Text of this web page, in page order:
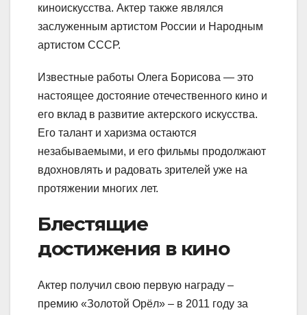
киноискусства. Актер также являлся
заслуженным артистом России и Народным
артистом СССР.
Известные работы Олега Борисова — это
настоящее достояние отечественного кино и
его вклад в развитие актерского искусства.
Его талант и харизма остаются
незабываемыми, и его фильмы продолжают
вдохновлять и радовать зрителей уже на
протяжении многих лет.
Блестящие
достижения в кино
Актер получил свою первую награду –
премию «Золотой Орёл» – в 2011 году за